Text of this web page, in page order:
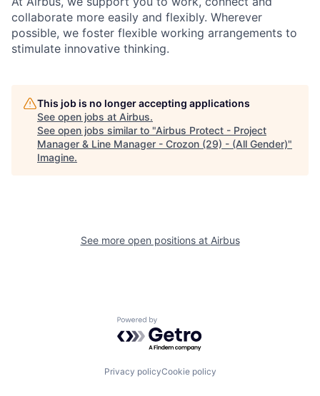
collaborate more easily and flexibly. Wherever
possible, we foster flexible working arrangements to
stimulate innovative thinking.
This job is no longer accepting applications
See open jobs at Airbus.
See open jobs similar to "Airbus Protect - Project
Manager & Line Manager - Crozon (29) - (All Gender)"
Imagine.
See more open positions at Airbus
Powered by Getro.com
Privacy policyCookie policy